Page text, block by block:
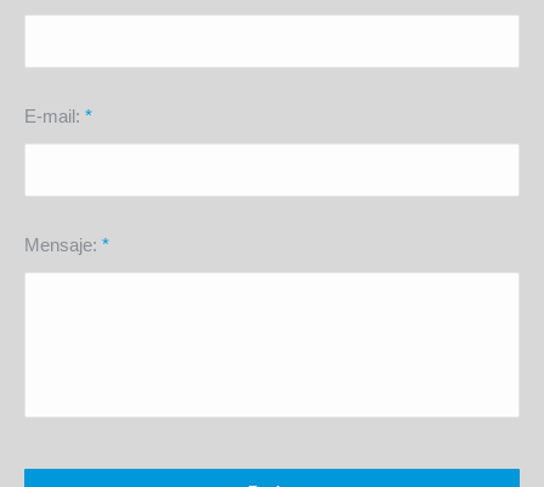
E-mail: *
Mensaje: *